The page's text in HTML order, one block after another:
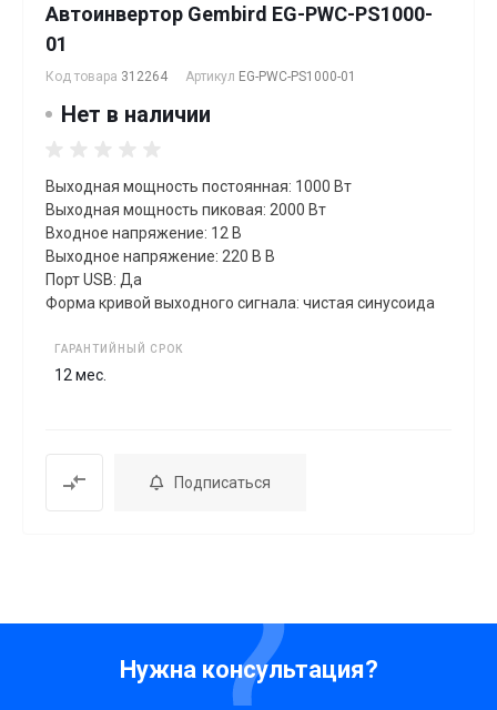
Автоинвертор Gembird EG-PWC-PS1000-
01
Код товара 312264 Артикул EG-PWC-PS1000-01
Нет в наличии
Выходная мощность постоянная: 1000 Вт
Выходная мощность пиковая: 2000 Вт
Входное напряжение: 12 В
Выходное напряжение: 220 В В
Порт USB: Да
Форма кривой выходного сигнала: чистая синусоида
ГАРАНТИЙНЫЙ СРОК
12 мес.
Подписаться
Нужна консультация?